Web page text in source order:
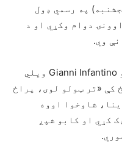
په رسمي ډول
دوام وکړي او د
د فیفا رئیس جیاني اینفانتینو Gianni Infantino ویلي
کې «تر ټولو لوی، پراخ
شاوخوا اووه
کړي او کابو شپږ